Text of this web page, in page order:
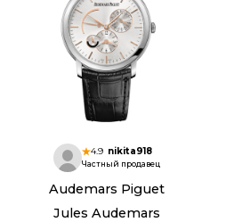
4.9 nikita918
Частный продавец
Audemars Piguet
Jules Audemars